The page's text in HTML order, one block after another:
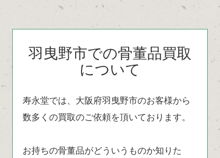
羽曳野市での骨董品買取
について
寿永堂では、大阪府羽曳野市のお客様から
数多くの買取のご依頼を頂いております。
お持ちの骨董品がどういうものか知りた